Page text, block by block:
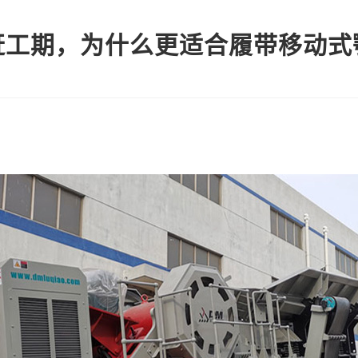
期，为什么更适合履带移动